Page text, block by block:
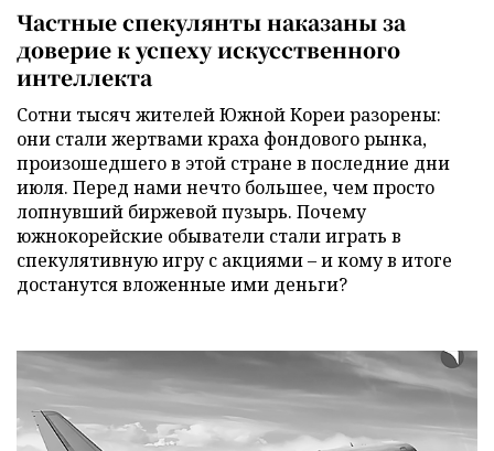
Частные спекулянты наказаны за
доверие к успеху искусственного
интеллекта
Сотни тысяч жителей Южной Кореи разорены:
они стали жертвами краха фондового рынка,
произошедшего в этой стране в последние дни
июля. Перед нами нечто большее, чем просто
лопнувший биржевой пузырь. Почему
южнокорейские обыватели стали играть в
спекулятивную игру с акциями – и кому в итоге
достанутся вложенные ими деньги?